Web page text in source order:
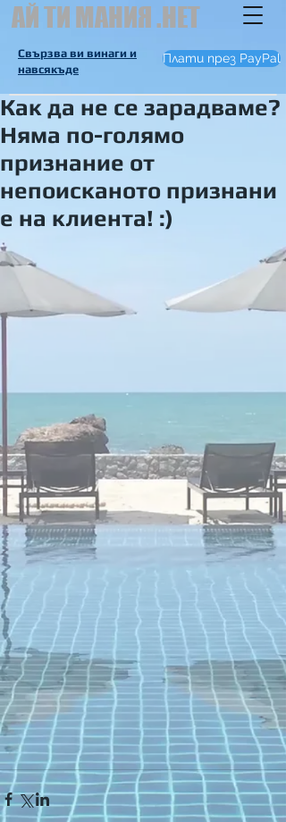
АЙ ТИ МАНИЯ .НЕТ
Свързва ви винаги и
навсякъде
Плати през PayPal
Как да не се зарадваме?
Няма по-голямо
признание от
непоисканото признани
е на клиента! :)